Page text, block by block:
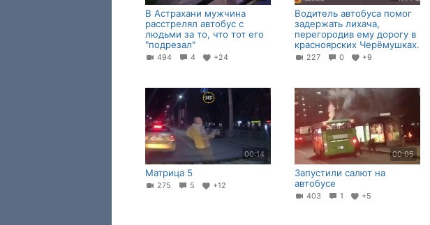
В Астрахани мужчина
расстрелял автобус с
людьми за то, что тот его
"подрезал"
494 4 +24
Водитель автобуса помог
задержать лихача,
перегородив ему дорогу в
красноярских Черёмушках.
227 0 +9
00:14
Матрица 5
275 5 +12
00:05
Запустили салют на
автобусе
403 1 +5